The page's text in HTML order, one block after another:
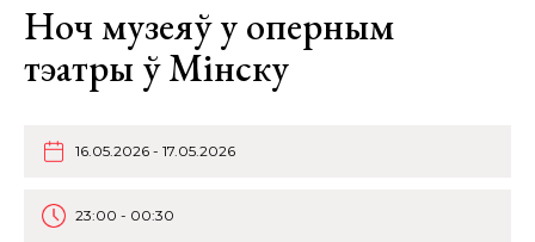
Ноч музеяў у оперным
тэатры ў Мінску
16.05.2026 - 17.05.2026
23:00 - 00:30